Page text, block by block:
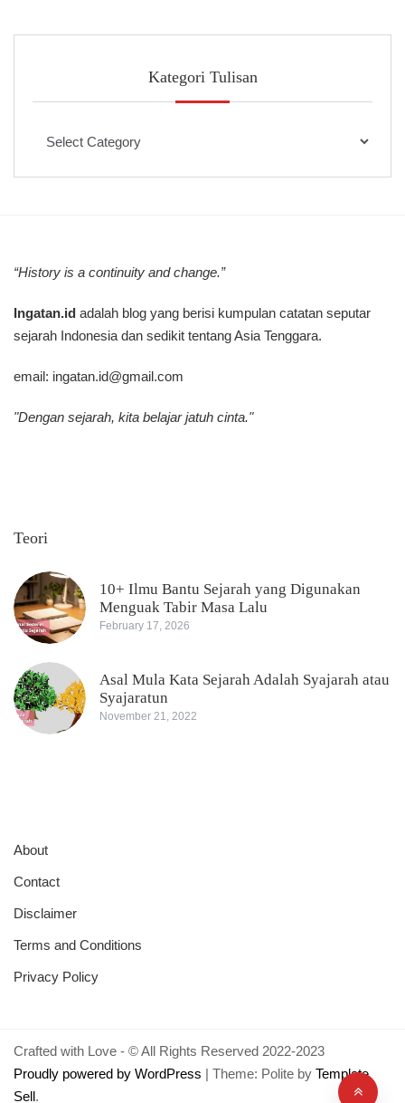
Kategori Tulisan
“History is a continuity and change.”
Ingatan.id adalah blog yang berisi kumpulan catatan seputar
sejarah Indonesia dan sedikit tentang Asia Tenggara.
email: ingatan.id@gmail.com
"Dengan sejarah, kita belajar jatuh cinta."
Teori
10+ Ilmu Bantu Sejarah yang Digunakan
Menguak Tabir Masa Lalu
February 17, 2026
Asal Mula Kata Sejarah Adalah Syajarah atau
Syajaratun
November 21, 2022
About
Contact
Disclaimer
Terms and Conditions
Privacy Policy
Crafted with Love - © All Rights Reserved 2022-2023
Proudly powered by WordPress | Theme: Polite by Template
Sell.